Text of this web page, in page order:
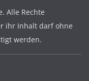
Alle Rechte
ihr Inhalt darf ohne
werden.